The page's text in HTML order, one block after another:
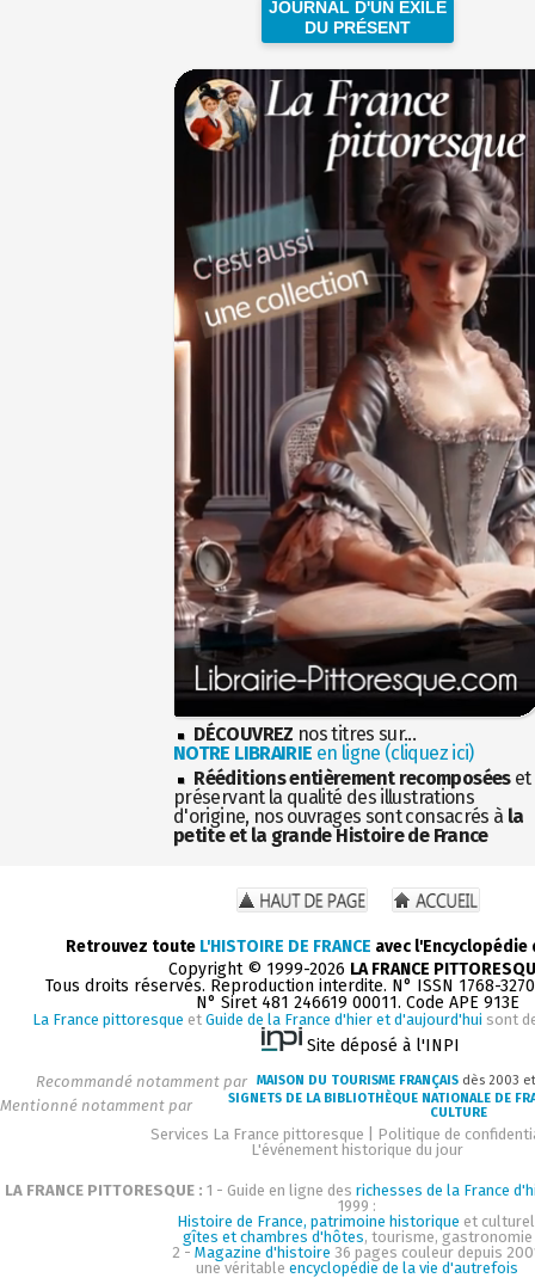
JOURNAL D'UN EXILÉ
DU PRÉSENT
DÉCOUVREZ nos titres sur...
NOTRE LIBRAIRIE en ligne (cliquez ici)
Rééditions entièrement recomposéeset
préservant la qualité des illustrations
d'origine, nos ouvrages sont consacrés à la
petite et la grande Histoire de France
Retrouvez toute L'HISTOIRE DE FRANCE avec
Copyright © 1999-2026 LA FRANCE
Tous droits réservés. Reproduction interdite. N° ISSN 1768-
N° Siret 481 246619 00011. Code APE 913E
La France pittoresque et Guide de la France d'hier et d'aujourd'hui sont
Site déposé à l'INPI
Recommandé notamment par MAISON DU TOURISME FRANÇAIS dès 2003
Mentionné notamment par
SIGNETS DE LA BIBLIOTHÈQUE NATIONALE DE
CULTURE
Services La France pittoresque
Politique de
L'événement historique du jour
LA FRANCE PITTORESQUE : 1 - Guide en ligne des richesses de la France
1999 :
Histoire de France, patrimoine historique et
gîtes et chambres d'hôtes, tourisme, gastronomie
2 - Magazine d'histoire 36 pages couleur depuis
une véritableencyclopédie de la vie d'autrefois